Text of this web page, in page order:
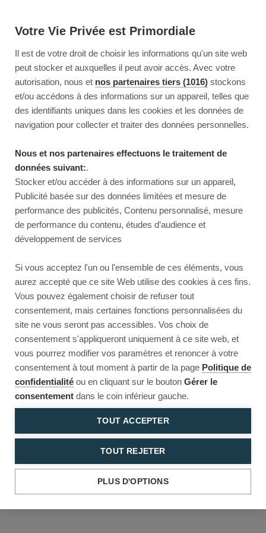
Votre Vie Privée est Primordiale
Il est de votre droit de choisir les informations qu'un site web
peut stocker et auxquelles il peut avoir accès. Avec votre
autorisation, nous et nos partenaires tiers (1016) stockons
et/ou accédons à des informations sur un appareil, telles que
des identifiants uniques dans les cookies et les données de
navigation pour collecter et traiter des données personnelles.
Nous et nos partenaires effectuons le traitement de
données suivant:.
Stocker et/ou accéder à des informations sur un appareil,
Publicité basée sur des données limitées et mesure de
performance des publicités, Contenu personnalisé, mesure
de performance du contenu, études d’audience et
développement de services
Si vous acceptez l'un ou l'ensemble de ces éléments, vous
aurez accepté que ce site Web utilise des cookies à ces fins.
Vous pouvez également choisir de refuser tout
consentement, mais certaines fonctions personnalisées du
site ne vous seront pas accessibles. Vos choix de
consentement s'appliqueront uniquement à ce site web, et
vous pourrez modifier vos paramètres et renoncer à votre
consentement à tout moment à partir de la page Politique de
confidentialité ou en cliquant sur le bouton Gérer le
consentement dans le coin inférieur gauche.
TOUT ACCEPTER
TOUT REJETER
PLUS D'OPTIONS
Reload to try again, or go back.
Reload Back